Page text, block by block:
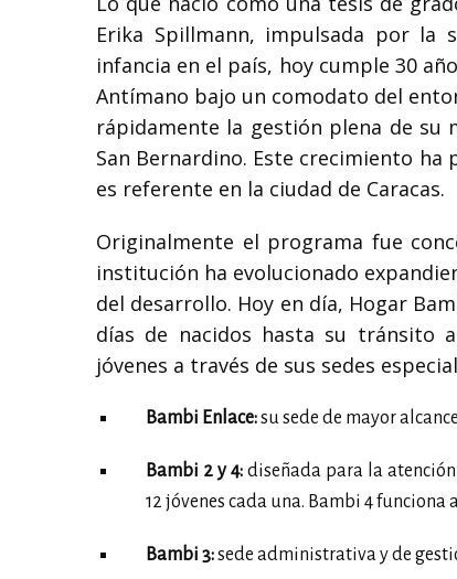
Erika Spillmann, impulsada por la
infancia en el país, hoy cumple 30
Antímano bajo un comodato del
rápidamente la gestión plena de su
San Bernardino. Este crecimiento
es referente en la ciudad de Caracas.
Originalmente el programa fue
institución ha evolucionado
del desarrollo. Hoy en día, Hogar
días de nacidos hasta su tránsito
jóvenes a través de sus sedes
Bambi Enlace:su sede de mayor
Bambi 2 y 4: diseñada para la
12 jóvenes cada una. Bambi 4
Bambi 3:sede administrativa y de